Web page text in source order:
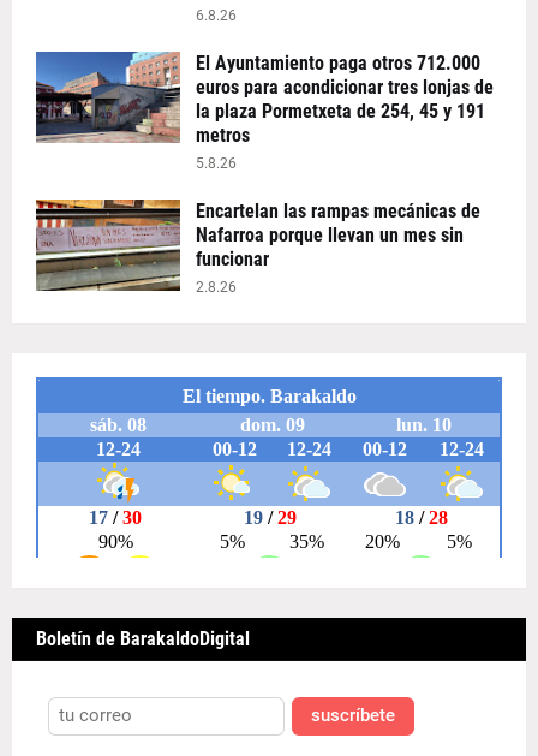
6.8.26
El Ayuntamiento paga otros 712.000
euros para acondicionar tres lonjas de
la plaza Pormetxeta de 254, 45 y 191
metros
5.8.26
Encartelan las rampas mecánicas de
Nafarroa porque llevan un mes sin
funcionar
2.8.26
Boletín de BarakaldoDigital
suscríbete